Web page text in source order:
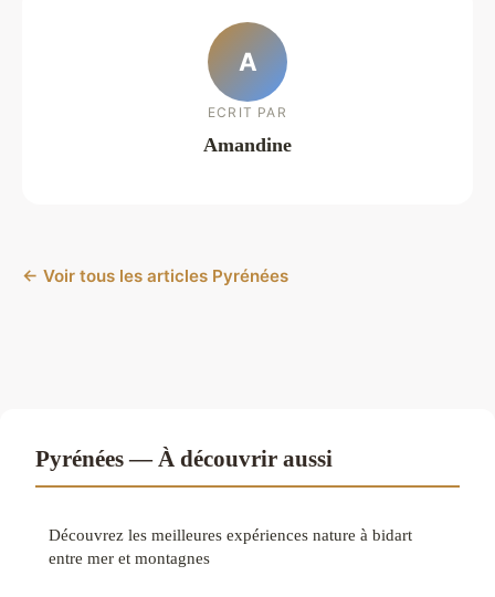
A
ECRIT PAR
Amandine
← Voir tous les articles Pyrénées
Pyrénées — À découvrir aussi
Découvrez les meilleures expériences nature à bidart
entre mer et montagnes